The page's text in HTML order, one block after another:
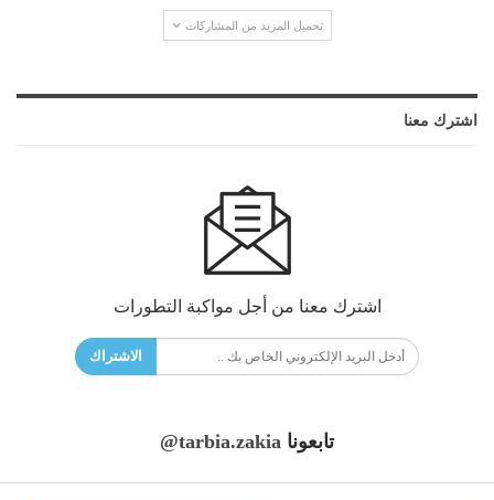
تحميل المزيد من المشاركات
اشترك معنا
اشترك معنا من أجل مواكبة التطورات
الاشتراك
تابعونا @tarbia.zakia